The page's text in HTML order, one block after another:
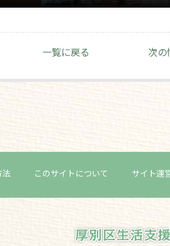
一覧に戻る 次の
法 このサイトについて サイト運